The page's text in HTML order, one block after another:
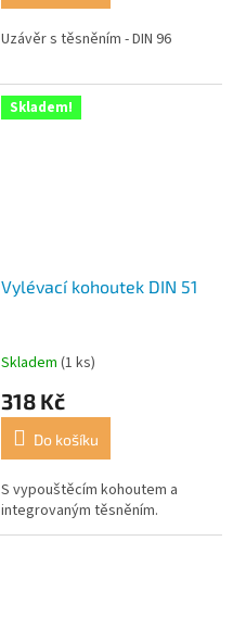
Uzávěr s těsněním - DIN 96
Skladem!
Vylévací kohoutek DIN 51
Skladem (1 ks)
318 Kč
Do košíku
S vypouštěcím kohoutem a
integrovaným těsněním.